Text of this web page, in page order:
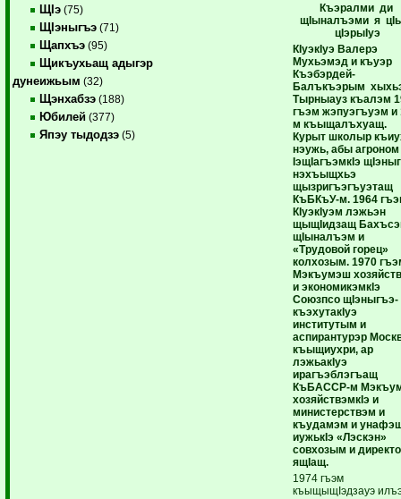
ЩIэ (75)
ЩIэныгъэ (71)
Щапхъэ (95)
Щикъухьащ адыгэр
дунеижьым (32)
Щэнхабзэ (188)
Юбилей (377)
Япэу тыдодзэ (5)
Къэралми ди
щIыналъэми я
цIэрыIуэ
КIуэкIуэ Валерэ
Мухьэмэд и къуэр
Къэбэрдей-
Балъкъэрым
Тырныауз къалэм
гъэм жэпуэгъуэм и
м къыщалъхуащ.
Курыт школыр
нэужь, абы агроном
IэщIагъэмкIэ
нэхъыщхьэ
щызригъэгъуэтащ
КъБКъУ-м. 1964
КIуэкIуэм лэжьэн
щыщIидзащ
щIыналъэм и
«Трудовой горец»
колхозым. 1970
Мэкъумэш
и экономикэмкIэ
Союзпсо щIэныгъэ-
къэхутакIуэ
институтым и
аспирантурэр
къыщиухри, ар
лэжьакIуэ
ирагъэблэгъащ
КъБАССР-м
хозяйствэмкIэ и
министерствэм и
къудамэм и
иужькIэ «Лэскэн»
совхозым и
ящIащ.
1974 гъэм
къыщыщIэдзауэ